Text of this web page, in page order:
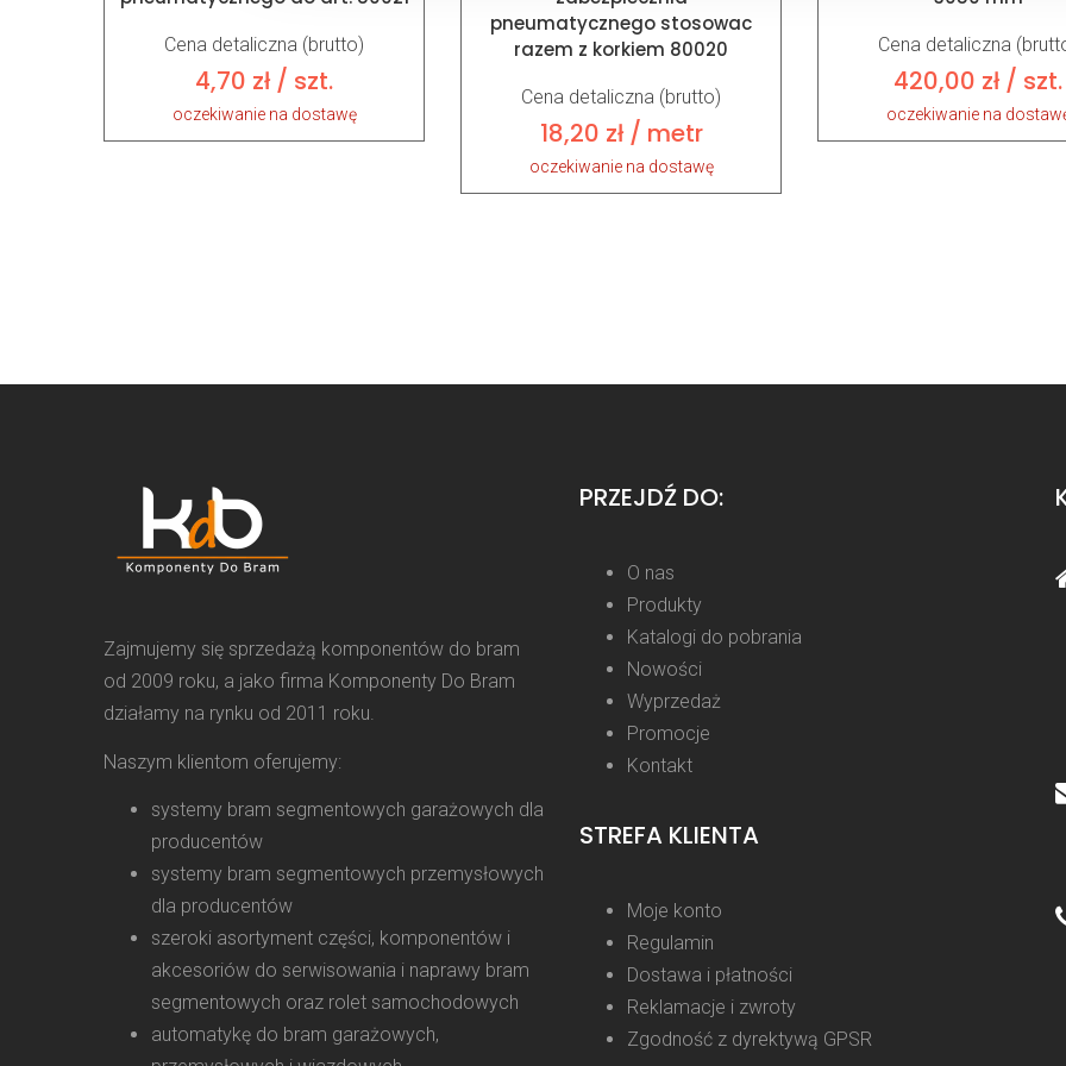
Cena detaliczna (brutto)
4,70 zł / szt.
oczekiwanie na dostawę
pneumatycznego stosowac
razem z korkiem 80020
Cena detaliczna (brutto)
18,20 zł/ metr
oczekiwanie na dostawę
Cena detaliczna
420,00 zł / szt.
oczekiwanie na
Zajmujemy się sprzedażą komponentów do bram
od 2009 roku, a jako firma Komponenty Do Bram
działamy na rynku od 2011 roku.
Naszym klientom oferujemy:
systemy bram segmentowych garażowych dla
producentów
systemy bram segmentowych przemysłowych
dla producentów
szeroki asortyment części, komponentów i
akcesoriów do serwisowania i naprawy bram
segmentowych oraz rolet samochodowych
automatykę do bram garażowych,
PRZEJDŹ DO:
O nas
Produkty
Katalogi do pobrania
Nowości
Wyprzedaż
Promocje
Kontakt
STREFA KLIENTA
Moje konto
Regulamin
Dostawa i płatności
Reklamacje i zwroty
Zgodność z dyrektywą GPSR